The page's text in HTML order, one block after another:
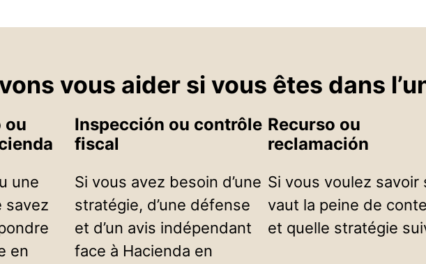
vous aider si vous êtes dans
ou
une
savez
en
Inspección ou contrôle
fiscal
Si vous avez besoin d’une
stratégie, d’une défense
et d’un avis indépendant
face à Hacienda en
Recurso ou
reclamación
Si vous voulez savoir
vaut la peine de
et quelle stratégie